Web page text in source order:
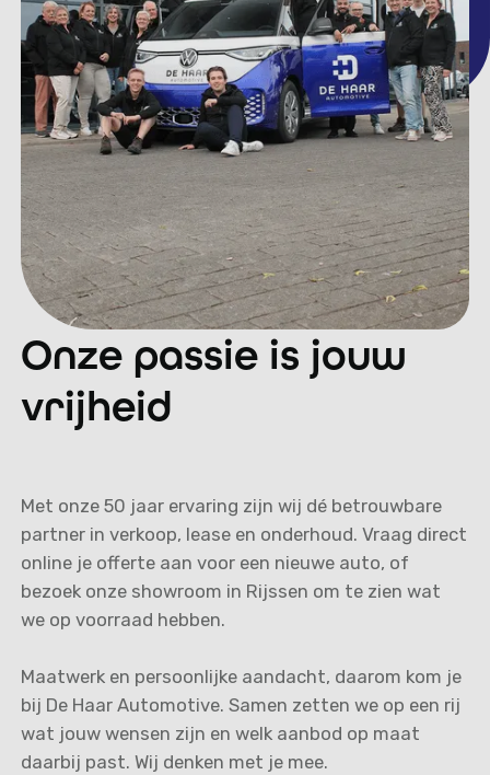
Onze passie is jouw
vrijheid
Met onze 50 jaar ervaring zijn wij dé betrouwbare
partner in verkoop, lease en onderhoud. Vraag direct
online je offerte aan voor een nieuwe auto, of
bezoek onze showroom in Rijssen om te zien wat
we op voorraad hebben.
Maatwerk en persoonlijke aandacht, daarom kom je
bij De Haar Automotive. Samen zetten we op een rij
wat jouw wensen zijn en welk aanbod op maat
daarbij past. Wij denken met je mee.